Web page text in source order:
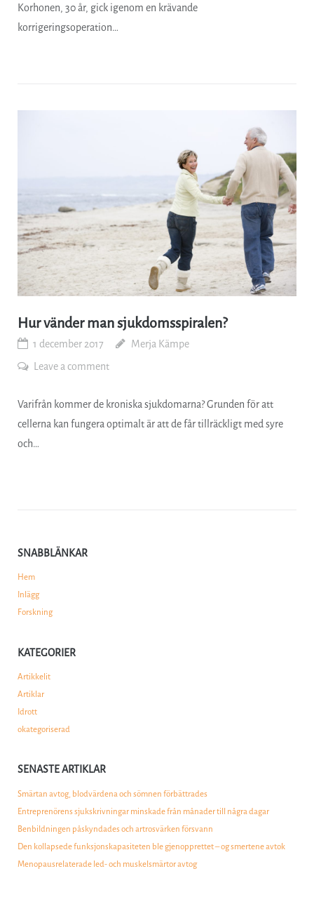
Korhonen, 30 år, gick igenom en krävande
korrigeringsoperation…
Hur vänder man sjukdomsspiralen?
1 december 2017
Merja Kämpe
Leave a comment
Varifrån kommer de kroniska sjukdomarna? Grunden för att
cellerna kan fungera optimalt är att de får tillräckligt med syre
och…
SNABBLÄNKAR
Hem
Inlägg
Forskning
KATEGORIER
Artikkelit
Artiklar
Idrott
okategoriserad
SENASTE ARTIKLAR
Smärtan avtog, blodvärdena och sömnen förbättrades
Entreprenörens sjukskrivningar minskade från månader till några dagar
Benbildningen påskyndades och artrosvärken försvann
Den kollapsede funksjonskapasiteten ble gjenopprettet – og smertene avtok
Menopausrelaterade led- och muskelsmärtor avtog